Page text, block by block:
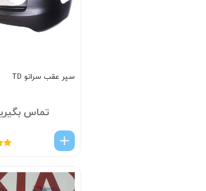
سپر عقب سراتو TD
تماس